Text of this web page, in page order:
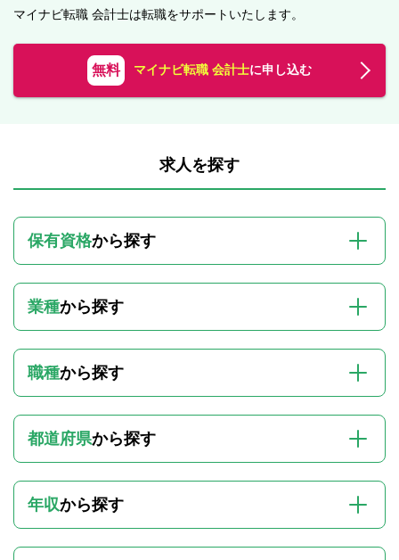
マイナビ転職 会計士は転職をサポートいたします。
無料 マイナビ転職 会計士に申し込む
求人を探す
保有資格から探す
業種から探す
職種から探す
都道府県から探す
年収から探す